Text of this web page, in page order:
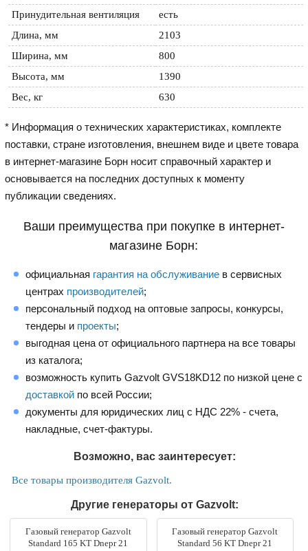
Принудительная вентиляция
есть
Длина, мм
2103
Ширина, мм
800
Высота, мм
1390
Вес, кг
630
* Информация о технических характеристиках, комплекте
поставки, стране изготовления, внешнем виде и цвете товара
в интернет-магазине Борн носит справочный характер и
основывается на последних доступных к моменту
публикации сведениях.
Ваши преимущества при покупке в интернет-
магазине Борн:
официальная гарантия на обслуживание в сервисных
центрах производителей;
персональный подход на оптовые запросы, конкурсы,
тендеры и проекты;
выгодная цена от официального партнера на все товары
из каталога;
возможность купить Gazvolt GVS18KD12 по низкой цене с
доставкой по всей России;
документы для юридических лиц с НДС 22% - счета,
накладные, счет-фактуры.
Возможно, вас заинтересует:
Все товары производителя Gazvolt.
Другие генераторы от Gazvolt:
Газовый генератор Gazvolt
Standard 165 KT Dnepr 21
Газовый генератор Gazvolt
Standard 56 KT Dnepr 21